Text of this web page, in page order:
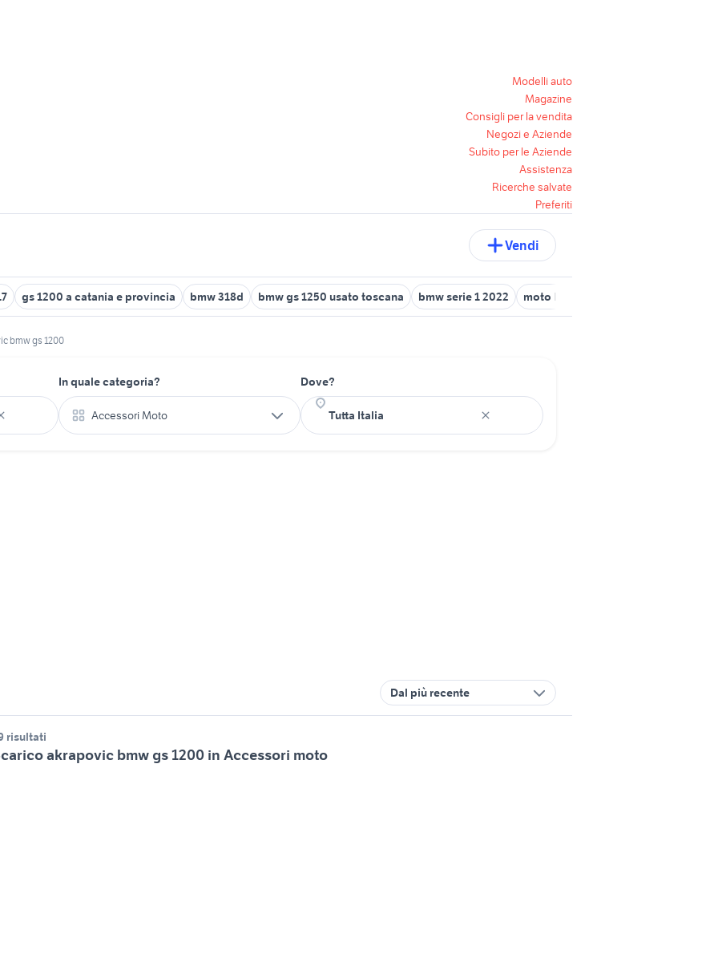
Modelli auto
Magazine
Consigli per la vendita
Negozi e Aziende
Subito per le Aziende
Assistenza
Ricerche salvate
Preferiti
Vendi
gs 1200 a catania e provincia bmw 318d bmw gs 1250 usato toscana bmw serie 1 2022 moto BMW R 1150 R
bmw gs 1200
In quale categoria?
Accessori Moto
Dove?
Dal più recente
risultati
akrapovic bmw gs 1200 in Accessori moto